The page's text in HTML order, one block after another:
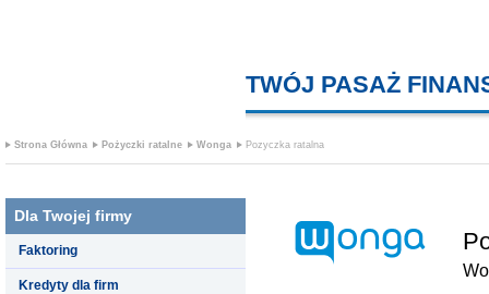
TWÓJ PASAŻ
Strona Główna Pożyczki ratalne Wonga Pozyczka ratalna
Dla Twojej firmy
Faktoring
Kredyty dla firm